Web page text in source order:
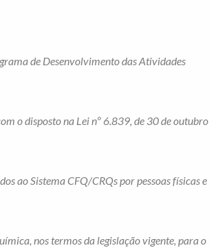
de Desenvolvimento das Atividades
o disposto na Lei nº 6.839, de 30 de outubro
ao Sistema CFQ/CRQs por pessoas físicas e
nos termos da legislação vigente, para o